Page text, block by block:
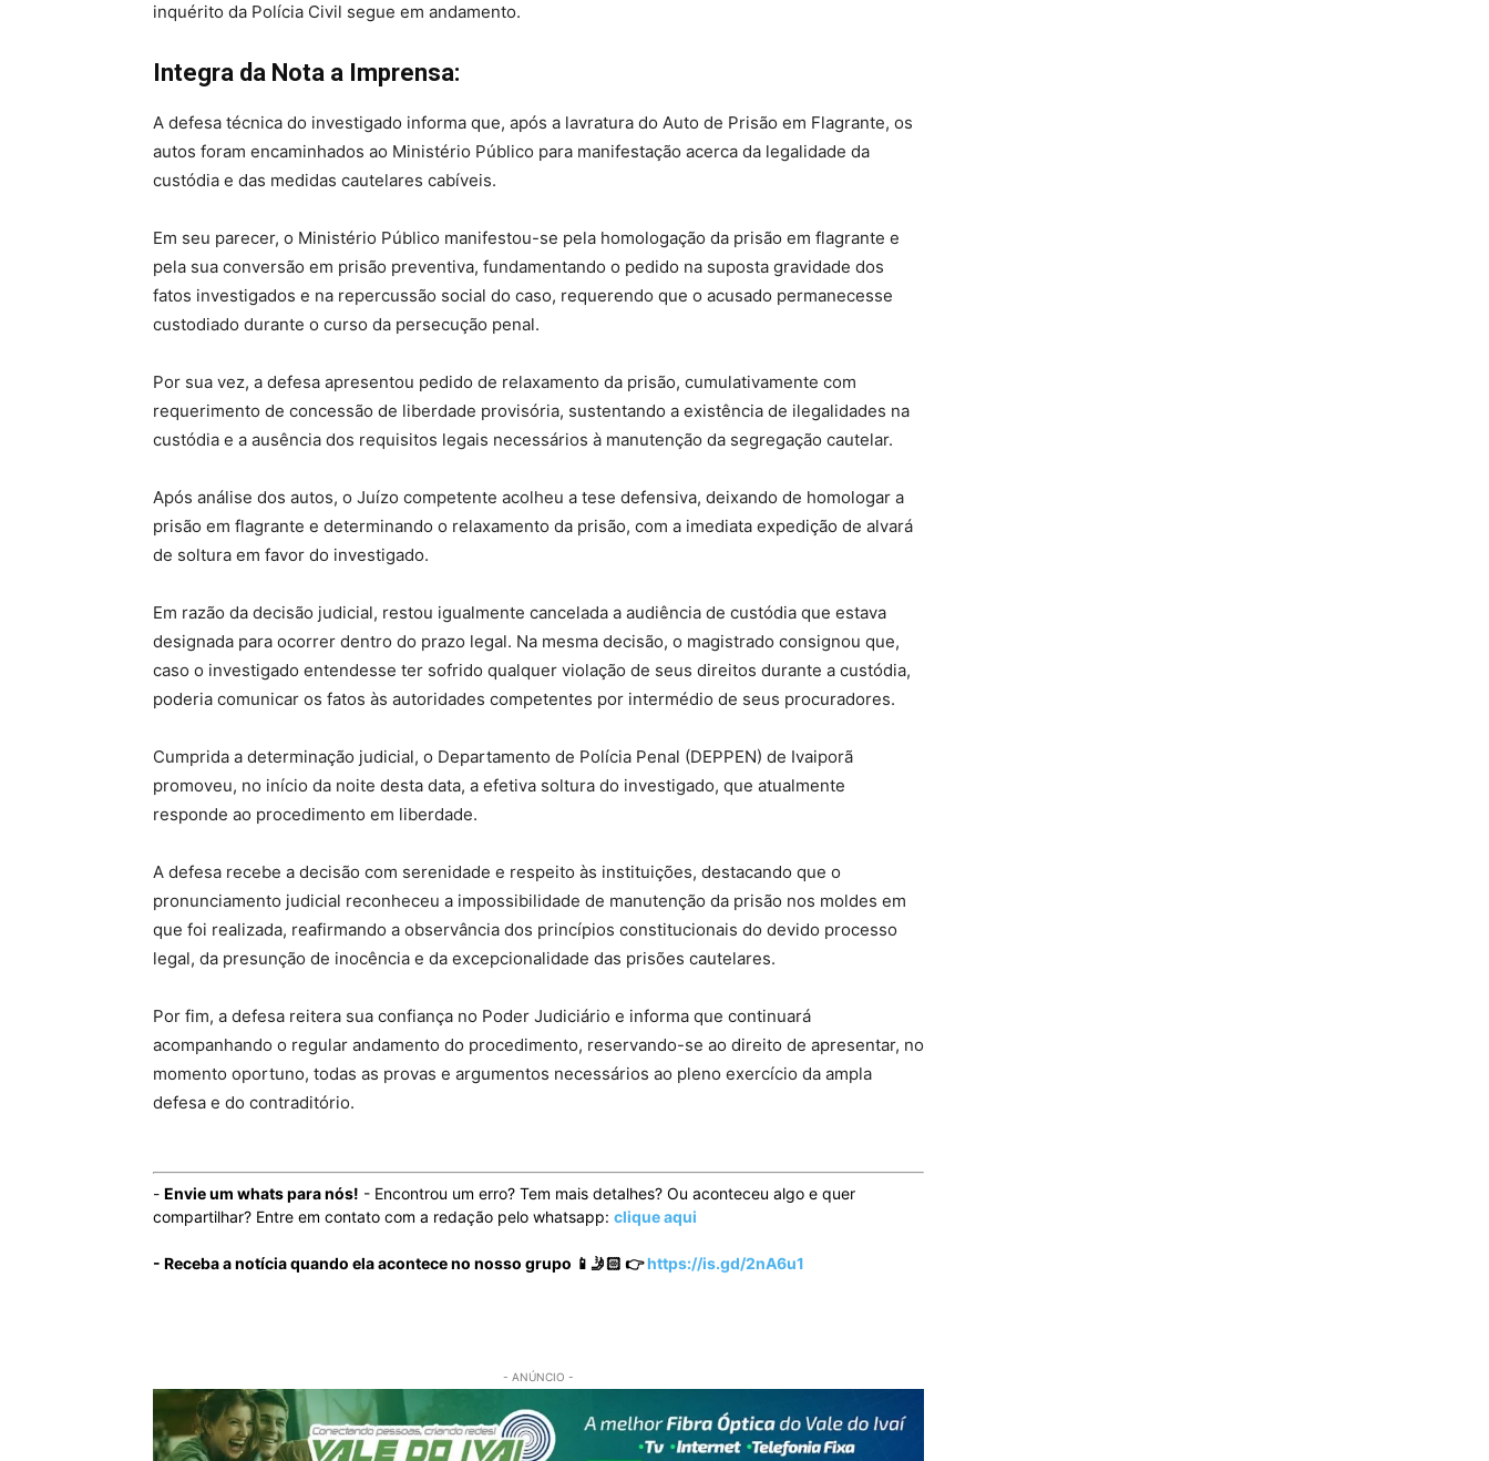
inquérito da Polícia Civil segue em andamento.
Integra da Nota a Imprensa:
A defesa técnica do investigado informa que, após a lavratura do Auto de Prisão em Flagrante, os
autos foram encaminhados ao Ministério Público para manifestação acerca da legalidade da
custódia e das medidas cautelares cabíveis.
Em seu parecer, o Ministério Público manifestou-se pela homologação da prisão em flagrante e
pela sua conversão em prisão preventiva, fundamentando o pedido na suposta gravidade dos
fatos investigados e na repercussão social do caso, requerendo que o acusado permanecesse
custodiado durante o curso da persecução penal.
Por sua vez, a defesa apresentou pedido de relaxamento da prisão, cumulativamente com
requerimento de concessão de liberdade provisória, sustentando a existência de ilegalidades na
custódia e a ausência dos requisitos legais necessários à manutenção da segregação cautelar.
Após análise dos autos, o Juízo competente acolheu a tese defensiva, deixando de homologar a
prisão em flagrante e determinando o relaxamento da prisão, com a imediata expedição de alvará
de soltura em favor do investigado.
Em razão da decisão judicial, restou igualmente cancelada a audiência de custódia que estava
designada para ocorrer dentro do prazo legal. Na mesma decisão, o magistrado consignou que,
caso o investigado entendesse ter sofrido qualquer violação de seus direitos durante a custódia,
poderia comunicar os fatos às autoridades competentes por intermédio de seus procuradores.
Cumprida a determinação judicial, o Departamento de Polícia Penal (DEPPEN) de Ivaiporã
promoveu, no início da noite desta data, a efetiva soltura do investigado, que atualmente
responde ao procedimento em liberdade.
A defesa recebe a decisão com serenidade e respeito às instituições, destacando que o
pronunciamento judicial reconheceu a impossibilidade de manutenção da prisão nos moldes em
que foi realizada, reafirmando a observância dos princípios constitucionais do devido processo
legal, da presunção de inocência e da excepcionalidade das prisões cautelares.
Por fim, a defesa reitera sua confiança no Poder Judiciário e informa que continuará
acompanhando o regular andamento do procedimento, reservando-se ao direito de apresentar, no
momento oportuno, todas as provas e argumentos necessários ao pleno exercício da ampla
defesa e do contraditório.
- Envie um whats para nós! - Encontrou um erro? Tem mais detalhes? Ou aconteceu algo e quer
compartilhar? Entre em contato com a redação pelo whatsapp: clique aqui
- Receba a notícia quando ela acontece no nosso grupo 📱🤳🏻 👉https://is.gd/2nA6u1
- ANÚNCIO -